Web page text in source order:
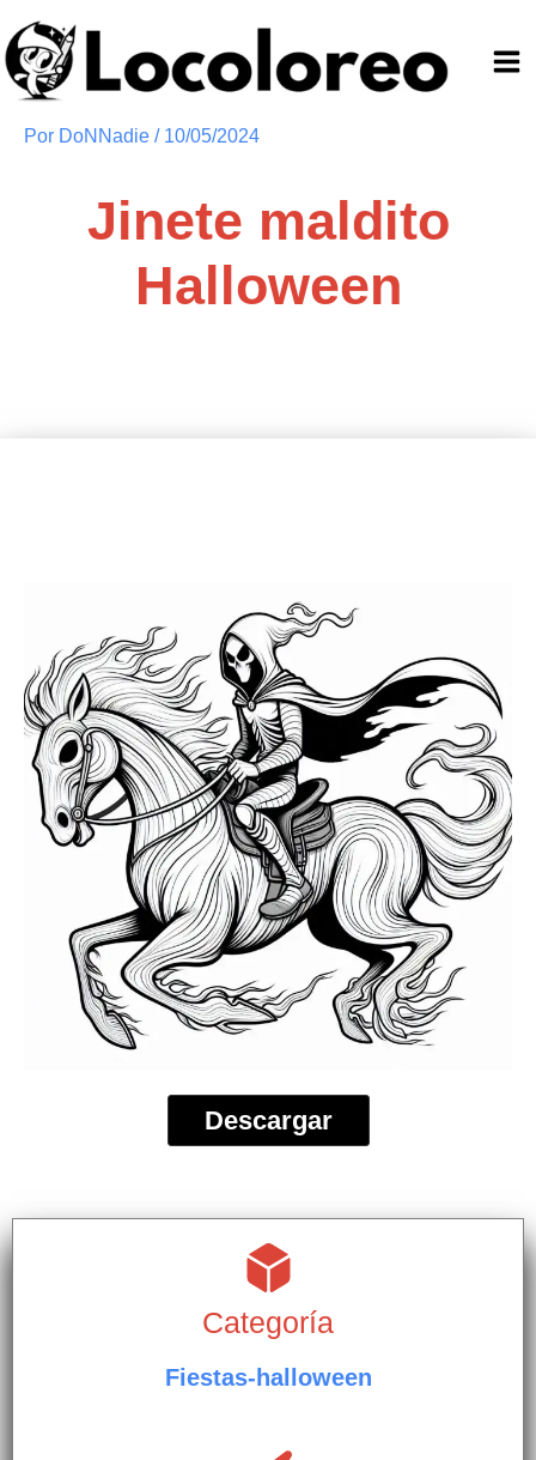
al
contenido
Por DoNNadie / 10/05/2024
Jinete maldito
Halloween
Descargar
Categoría
Fiestas-halloween